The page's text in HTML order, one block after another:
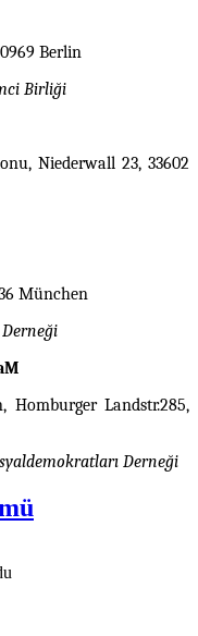
Berlin
Birliği
Niederwall 23, 33602
München
Homburger Landstr.285,
Derneği